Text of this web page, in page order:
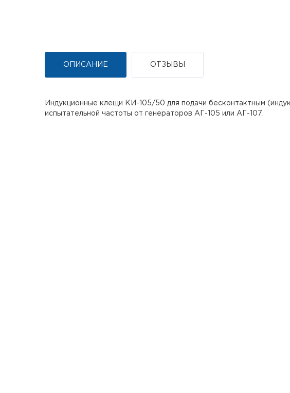
ОПИСАНИЕ ОТЗЫВЫ
Индукционные клещи КИ-105/50 для подачи бесконтактным
испытательной частоты от генераторов АГ-105 или АГ-107.